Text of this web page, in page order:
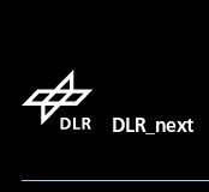
DLR_next